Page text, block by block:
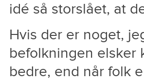
idé så storslået, at
Hvis der er noget,
befolkningen elsker
bedre, end når folk